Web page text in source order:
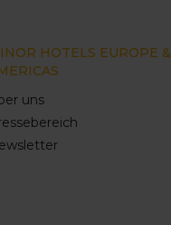
HOTELS EUROPE &
uns